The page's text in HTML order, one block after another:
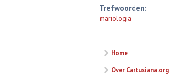
Trefwoorden:
mariologia
Home
Over Cartusiana.org